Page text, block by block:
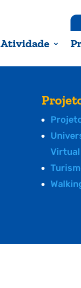
Atividade
Virtual